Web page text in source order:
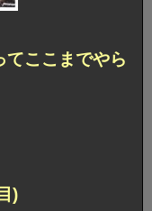
ここまでやら
)